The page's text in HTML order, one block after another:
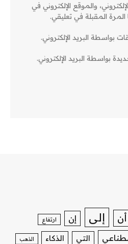
والموقع الإلكتروني في
المقبلة في تعليقي.
بواسطة البريد الإلكتروني.
بواسطة البريد الإلكتروني.
أن إلى إن ارتفاع
التي الذكاء الذهب